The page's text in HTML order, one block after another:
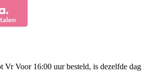
Vr Voor 16:00 uur besteld, is dezelfde dag